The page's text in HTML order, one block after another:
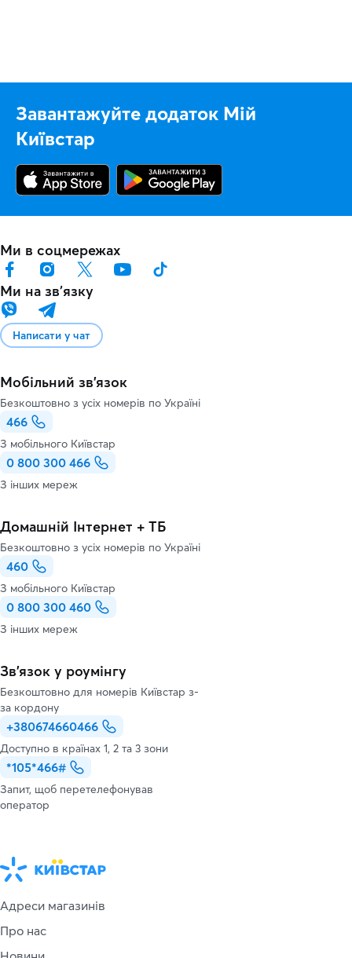
Завантажуйте додаток Мій
Київстар
Ми в соцмережах
Ми на звʼязку
Написати у чат
Мобільний зв'язок
Безкоштовно з усіх номерів по Україні
466
З мобільного Київстар
0 800 300 466
З інших мереж
Домашній Інтернет + ТБ
Безкоштовно з усіх номерів по Україні
460
З мобільного Київстар
0 800 300 460
З інших мереж
Зв’язок у роумінгу
Безкоштовно для номерів Київстар з-
за кордону
+380674660466
Доступно в країнах 1, 2 та 3 зони
*105*466#
Запит, щоб перетелефонував
оператор
Адреси магазинів
Про нас